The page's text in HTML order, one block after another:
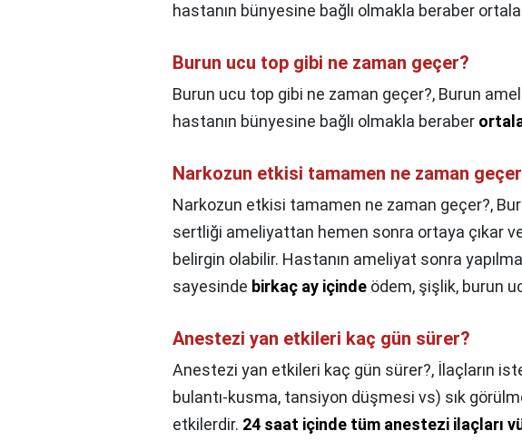
hastanın bünyesine bağlı olmakla beraber
Burun ucu top gibi ne zaman geçer?
Burun ucu top gibi ne zaman geçer?, Burun
hastanın bünyesine bağlı olmakla beraber
Narkozun etkisi tamamen ne zaman
Narkozun etkisi tamamen ne zaman geçer?,
sertliği ameliyattan hemen sonra ortaya çıkar
belirgin olabilir. Hastanın ameliyat sonra
sayesinde birkaç ay içinde ödem, şişlik, burun
Anestezi yan etkileri kaç gün sürer?
Anestezi yan etkileri kaç gün sürer?, İlaçların
bulantı-kusma, tansiyon düşmesi vs) sık
etkilerdir. 24 saat içinde tüm anestezi ilaçları